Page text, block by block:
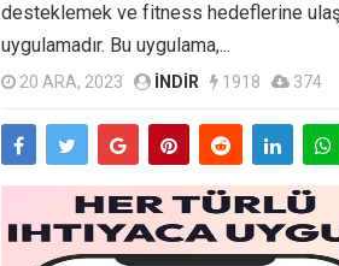
desteklemek ve fitness hedeflerine
uygulamadır. Bu uygulama,...
20 ARA, 2023 INDIR 1918 374